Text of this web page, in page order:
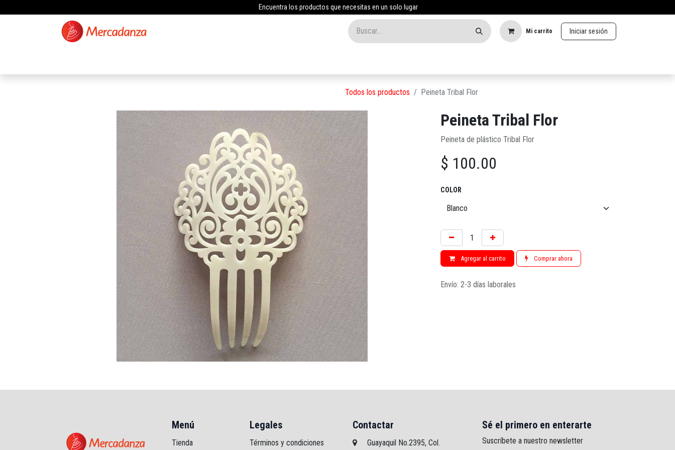
Encuentra los productos que necesitas en un solo lugar
Mi carrito Iniciar sesión
Todos los productos Peineta Tribal Flor
Peineta Tribal Flor
Peineta de plástico Tribal Flor
$ 100.00
COLOR
Agregar al carrito Comprar ahora
Envío: 2-3 días laborales
Sé el primero en enterarte
Suscríbete a nuestro newsletter
Contactar
Guayaquil No.2395, Col.
Legales
Términos y condiciones
Menú
Tienda